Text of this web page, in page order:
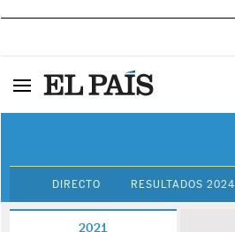
DIRECTO RESULTADOS 2024
2021